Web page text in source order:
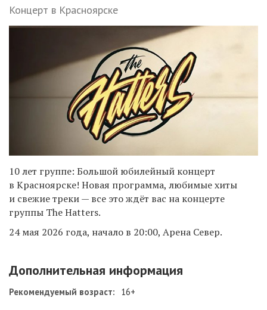
Концерт в Красноярске
10 лет группе: Большой юбилейный концерт
в Красноярске! Новая программа, любимые хиты
и свежие треки — все это ждёт вас на концерте
группы The Hatters.
24 мая 2026 года, начало в 20:00, Арена Север.
Дополнительная информация
Рекомендуемый возраст: 16+